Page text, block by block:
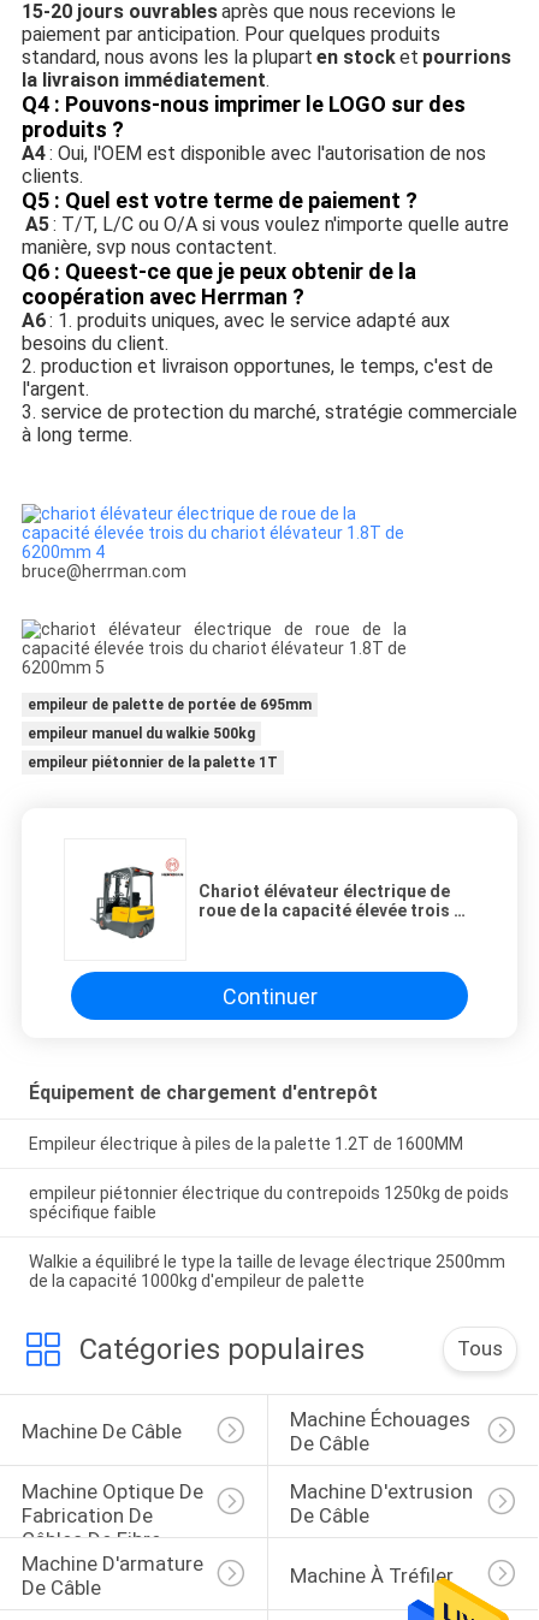
15-20 jours ouvrablesaprès que nous recevions le
paiement par anticipation. Pour quelques produits
standard, nous avons les la plupart en stocket pourrions
la livraison immédiatement.
Q4 : Pouvons-nous imprimer le LOGO sur des
produits ?
A4: Oui, l'OEM est disponible avec l'autorisation de nos
clients.
Q5 : Quel est votre terme de paiement ?
A5: T/T, L/C ou O/A si vous voulez n'importe quelle autre
manière, svp nous contactent.
Q6 : Queest-ce que je peux obtenir de la
coopération avec Herrman ?
A6: 1. produits uniques, avec le service adapté aux
besoins du client.
2. production et livraison opportunes, le temps, c'est de
l'argent.
3. service de protection du marché, stratégie commerciale
à long terme.
bruce@herrman.com
empileur de palette de portée de 695mm
empileur manuel du walkie 500kg
empileur piétonnier de la palette 1T
Chariot élévateur électrique de
roue de la capacité élevée trois du
Continuer
Équipement de chargement d'entrepôt
Empileur électrique à piles de la palette 1.2T de 1600MM
empileur piétonnier électrique du contrepoids 1250kg de poids
spécifique faible
Walkie a équilibré le type la taille de levage électrique 2500mm
de la capacité 1000kg d'empileur de palette
Catégories populaires Tous
Machine De Câble
Machine Échouages
De Câble
Machine Optique De
Fabrication De
Câbles De Fibre
Machine D'extrusion
De Câble
Machine D'armature
De Câble
Machine À Tréfiler